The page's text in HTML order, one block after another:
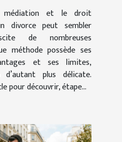
et le droit
divorce peut sembler
de nombreuses
méthode possède ses
et ses limites,
plus délicate.
pour découvrir, étape...